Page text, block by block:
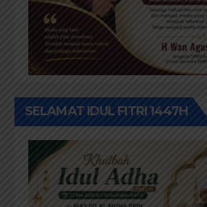
SELAMAT IDUL FITRI 1447H